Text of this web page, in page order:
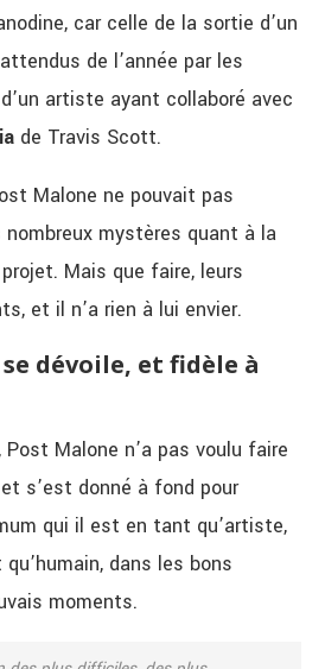
car celle de la sortie d’un
de l’année par les
artiste ayant collaboré avec
de Travis Scott.
Malone ne pouvait pas
nombreux mystères quant à la
Mais que faire, leurs
et il n’a rien à lui envier.
dévoile, et fidèle à
Malone n’a pas voulu faire
s’est donné à fond pour
qui il est en tant qu’artiste,
dans les bons
moments.